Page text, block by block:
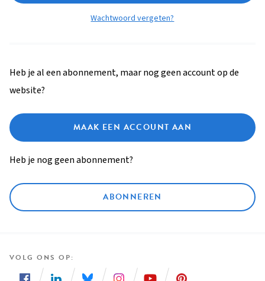
Wachtwoord vergeten?
Heb je al een abonnement, maar nog geen account op de
website?
MAAK EEN ACCOUNT AAN
Heb je nog geen abonnement?
ABONNEREN
VOLG ONS OP